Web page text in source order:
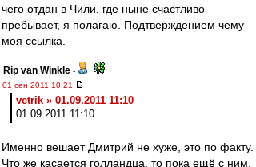
чего отдан в Чили, где ныне счастливо
пребывает, я полагаю. Подтверждением чему
моя ссылка.
Rip van Winkle -
01 сен 2011 10:21
vetrik » 01.09.2011 11:10
01.09.2011 11:10
Именно вешает Дмитрий не хуже, это по факту.
Что же касается голландца, то пока ещё с ним,